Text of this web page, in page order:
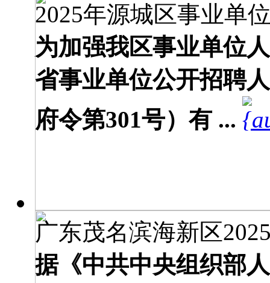
2025年源城区事业单
为加强我区事业单位
省事业单位公开招聘
府令第301号）有 ...
广东茂名滨海新区
据《中共中央组织部